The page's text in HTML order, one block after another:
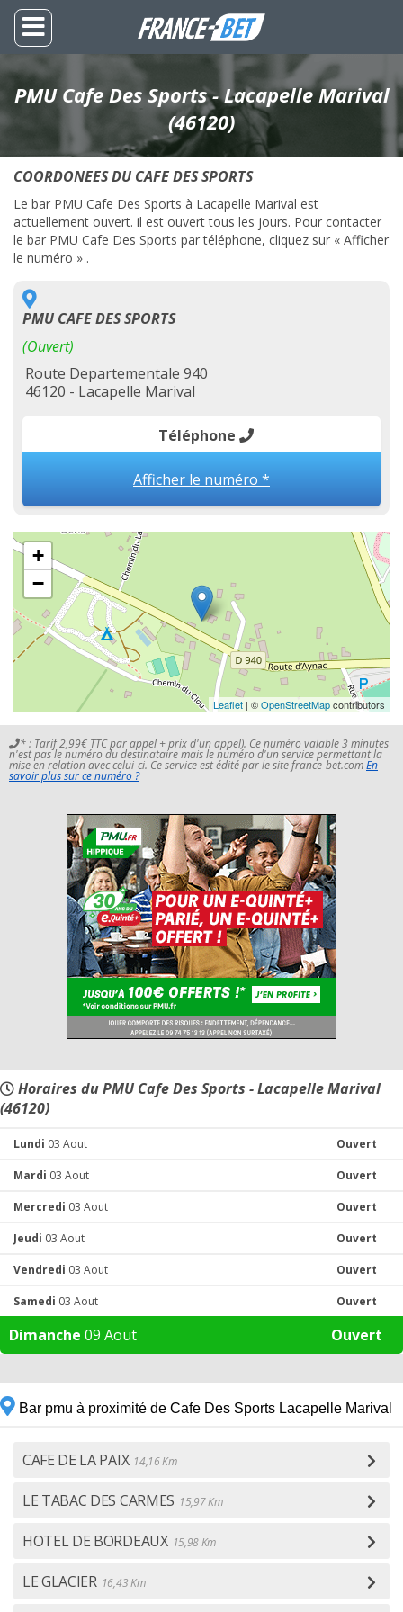
PMU Cafe Des Sports - Lacapelle Marival
(46120)
COORDONEES DU CAFE DES SPORTS
Le bar PMU Cafe Des Sports à Lacapelle Marival est
actuellement ouvert. il est ouvert tous les jours. Pour contacter
le bar PMU Cafe Des Sports par téléphone, cliquez sur « Afficher
le numéro » .
PMU CAFE DES SPORTS
(Ouvert)
Route Departementale 940
46120 - Lacapelle Marival
Téléphone
Afficher le numéro *
+
−
Leaflet | ©OpenStreetMapcontributors
* : Tarif 2,99€ TTC par appel + prix d'un appel). Ce numéro valable 3 minutes
n'est pas le numéro du destinataire mais le numéro d'un service permettant la
mise en relation avec celui-ci. Ce service est édité par le site france-bet.comEn
savoir plus sur ce numéro ?
Horaires du PMU Cafe Des Sports - Lacapelle Marival
(46120)
Lundi 03 Aout Ouvert
Mardi 03 Aout Ouvert
Mercredi 03 Aout Ouvert
Jeudi 03 Aout Ouvert
Vendredi 03 Aout Ouvert
Samedi 03 Aout Ouvert
Dimanche 09 Aout Ouvert
Bar pmu à proximité de Cafe Des Sports Lacapelle Marival
CAFE DE LA PAIX 14,16 Km
LE TABAC DES CARMES 15,97 Km
HOTEL DE BORDEAUX 15,98 Km
LE GLACIER 16,43 Km